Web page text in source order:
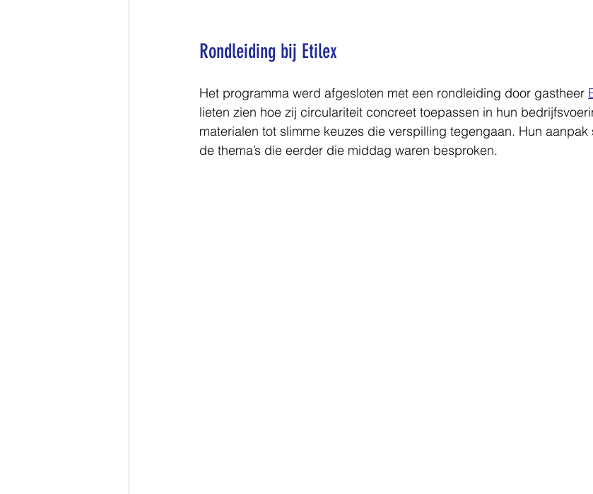
Rondleiding bij Etilex
Het programma werd afgesloten met een rondleiding door gastheer
lieten zien hoe zij circulariteit concreet toepassen in hun
materialen tot slimme keuzes die verspilling tegengaan. Hun
de thema’s die eerder die middag waren besproken.